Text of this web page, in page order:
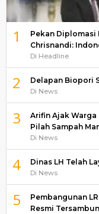
1
Pekan Diplomasi
Chrisnandi:
Di Headline
2 Delapan Biopori
Di News
3
Arifin Ajak
Pilah Sampah
Di News
4 Dinas LH Telah
Di News
5
Pembangunan
Resmi